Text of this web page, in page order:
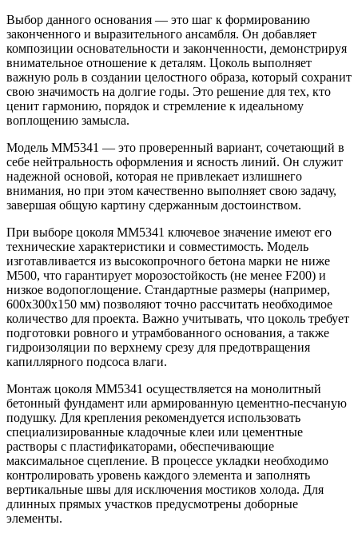
Выбор данного основания — это шаг к формированию
законченного и выразительного ансамбля. Он добавляет
композиции основательности и законченности, демонстрируя
внимательное отношение к деталям. Цоколь выполняет
важную роль в создании целостного образа, который сохранит
свою значимость на долгие годы. Это решение для тех, кто
ценит гармонию, порядок и стремление к идеальному
воплощению замысла.
Модель ММ5341 — это проверенный вариант, сочетающий в
себе нейтральность оформления и ясность линий. Он служит
надежной основой, которая не привлекает излишнего
внимания, но при этом качественно выполняет свою задачу,
завершая общую картину сдержанным достоинством.
При выборе цоколя ММ5341 ключевое значение имеют его
технические характеристики и совместимость. Модель
изготавливается из высокопрочного бетона марки не ниже
М500, что гарантирует морозостойкость (не менее F200) и
низкое водопоглощение. Стандартные размеры (например,
600x300x150 мм) позволяют точно рассчитать необходимое
количество для проекта. Важно учитывать, что цоколь требует
подготовки ровного и утрамбованного основания, а также
гидроизоляции по верхнему срезу для предотвращения
капиллярного подсоса влаги.
Монтаж цоколя ММ5341 осуществляется на монолитный
бетонный фундамент или армированную цементно-песчаную
подушку. Для крепления рекомендуется использовать
специализированные кладочные клеи или цементные
растворы с пластификаторами, обеспечивающие
максимальное сцепление. В процессе укладки необходимо
контролировать уровень каждого элемента и заполнять
вертикальные швы для исключения мостиков холода. Для
длинных прямых участков предусмотрены доборные
элементы.